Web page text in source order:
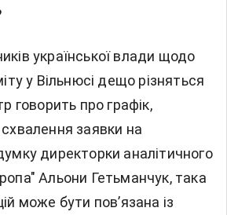
української влади щодо
у Вільнюсі дещо різняться
говорить про графік,
заявки на
директорки аналітичного
Альони Гетьманчук, така
може бути пов’язана із